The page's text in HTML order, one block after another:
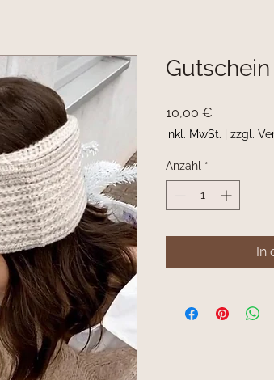
Gutschein
10,00 €
inkl. MwSt. zzgl.
Anzahl *
In